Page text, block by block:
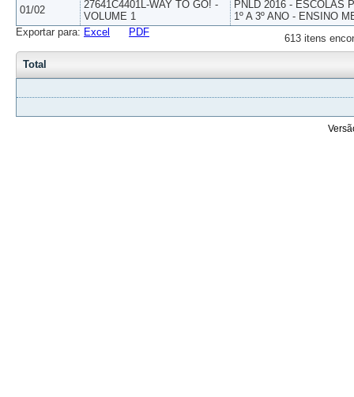
01/02
27641C4401L-WAY TO GO! -
VOLUME 1
PNLD 2016 - ESCOLAS
1º A 3º ANO - ENSINO
613 itens
Exportar para: Excel PDF
Total